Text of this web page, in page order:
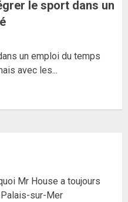
le sport dans un
un emploi du temps
avec les...
Mr House a toujours
Palais-sur-Mer